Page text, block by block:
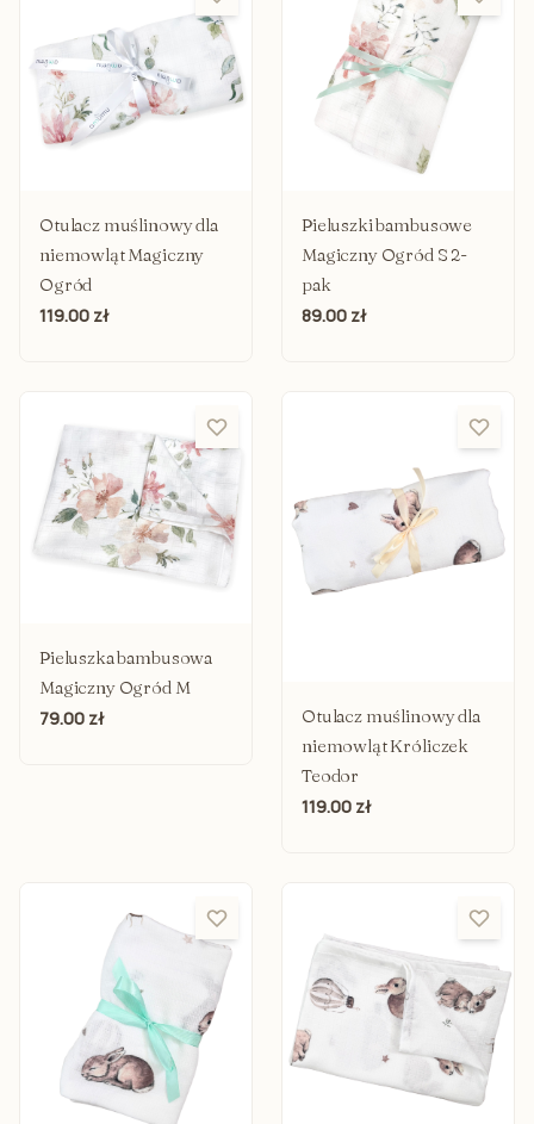
Otulacz muślinowy dla
niemowląt Magiczny
Ogród
119.00 zł
Pieluszki bambusowe
Magiczny Ogród S 2-
pak
89.00 zł
Pieluszka bambusowa
Magiczny Ogród M
79.00 zł
Otulacz muślinowy dla
niemowląt Króliczek
Teodor
119.00 zł